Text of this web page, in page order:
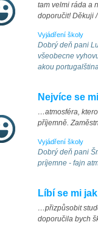
tam velmi ráda a
doporučit! Děkuji
Vyjádření školy
Dobrý deň pani
všeobecne
akou
Nejvíce se
…atmosféra,
příjemně.
Vyjádření školy
Dobrý deň pani
príjemne - fajn
Líbí se mi
…přizpůsobit
doporučila bych